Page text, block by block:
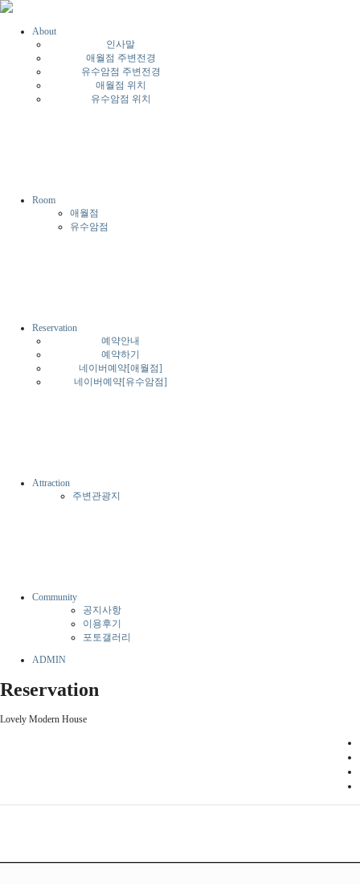
About
인사말
애월점 주변전경
유수암점 주변전경
애월점 위치
유수암점 위치
Room
애월점
유수암점
Reservation
예약안내
예약하기
네이버예약[애월점]
네이버예약[유수암점]
Attraction
주변관광지
Community
공지사항
이용후기
포토갤러리
ADMIN
Reservation
Lovely Modern House